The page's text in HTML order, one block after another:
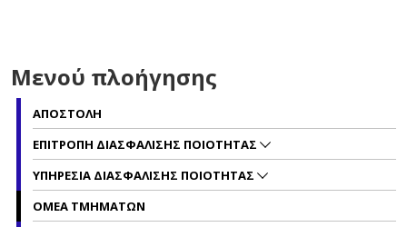
Μενού πλοήγησης
ΑΠΟΣΤΟΛΗ
ΕΠΙΤΡΟΠΗ ΔΙΑΣΦΑΛΙΣΗΣ ΠΟΙΟΤΗΤΑΣ
ΥΠΗΡΕΣΙΑ ΔΙΑΣΦΑΛΙΣΗΣ ΠΟΙΟΤΗΤΑΣ
ΟΜΕΑ ΤΜΗΜΑΤΩΝ